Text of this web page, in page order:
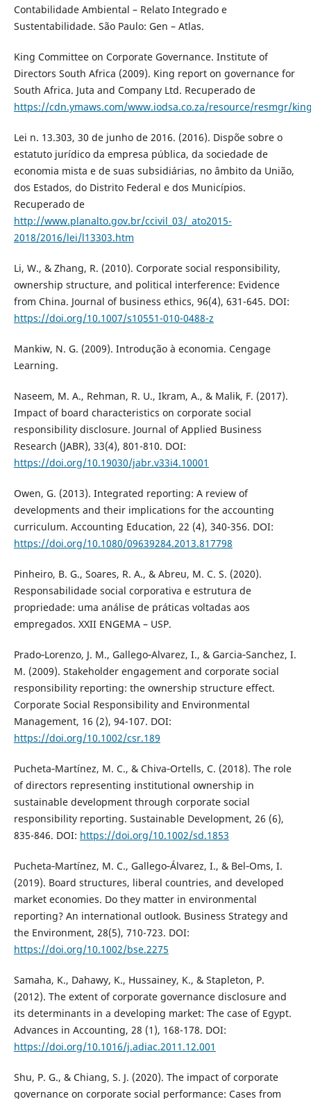
Contabilidade Ambiental – Relato Integrado e
Sustentabilidade. São Paulo: Gen – Atlas.
King Committee on Corporate Governance. Institute of
Directors South Africa (2009). King report on governance for
South Africa. Juta and Company Ltd. Recuperado de
https://cdn.ymaws.com/www.iodsa.co.za/resource/resmgr/
Lei n. 13.303, 30 de junho de 2016. (2016). Dispõe sobre o
estatuto jurídico da empresa pública, da sociedade de
economia mista e de suas subsidiárias, no âmbito da União,
dos Estados, do Distrito Federal e dos Municípios.
Recuperado de
http://www.planalto.gov.br/ccivil_03/_ato2015-
2018/2016/lei/l13303.htm
Li, W., & Zhang, R. (2010). Corporate social responsibility,
ownership structure, and political interference: Evidence
from China. Journal of business ethics, 96(4), 631-645. DOI:
https://doi.org/10.1007/s10551-010-0488-z
Mankiw, N. G. (2009). Introdução à economia. Cengage
Learning.
Naseem, M. A., Rehman, R. U., Ikram, A., & Malik, F. (2017).
Impact of board characteristics on corporate social
responsibility disclosure. Journal of Applied Business
Research (JABR), 33(4), 801-810. DOI:
https://doi.org/10.19030/jabr.v33i4.10001
Owen, G. (2013). Integrated reporting: A review of
developments and their implications for the accounting
curriculum. Accounting Education, 22 (4), 340-356. DOI:
https://doi.org/10.1080/09639284.2013.817798
Pinheiro, B. G., Soares, R. A., & Abreu, M. C. S. (2020).
Responsabilidade social corporativa e estrutura de
propriedade: uma análise de práticas voltadas aos
empregados. XXII ENGEMA – USP.
Prado‐Lorenzo, J. M., Gallego‐Alvarez, I., & Garcia‐Sanchez, I.
M. (2009). Stakeholder engagement and corporate social
responsibility reporting: the ownership structure effect.
Corporate Social Responsibility and Environmental
Management, 16 (2), 94-107. DOI:
https://doi.org/10.1002/csr.189
Pucheta‐Martínez, M. C., & Chiva‐Ortells, C. (2018). The role
of directors representing institutional ownership in
sustainable development through corporate social
responsibility reporting. Sustainable Development, 26 (6),
835-846. DOI: https://doi.org/10.1002/sd.1853
Pucheta‐Martínez, M. C., Gallego‐Álvarez, I., & Bel‐Oms, I.
(2019). Board structures, liberal countries, and developed
market economies. Do they matter in environmental
reporting? An international outlook. Business Strategy and
the Environment, 28(5), 710-723. DOI:
https://doi.org/10.1002/bse.2275
Samaha, K., Dahawy, K., Hussainey, K., & Stapleton, P.
(2012). The extent of corporate governance disclosure and
its determinants in a developing market: The case of Egypt.
Advances in Accounting, 28 (1), 168-178. DOI:
https://doi.org/10.1016/j.adiac.2011.12.001
Shu, P. G., & Chiang, S. J. (2020). The impact of corporate
governance on corporate social performance: Cases from